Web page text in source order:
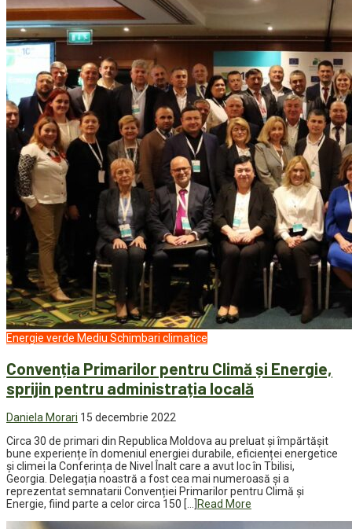
Energie verde Mediu Schimbari climatice
Convenția Primarilor pentru Climă și Energie,
sprijin pentru administrația locală
Daniela Morari 15 decembrie 2022
Circa 30 de primari din Republica Moldova au preluat și împărtășit
bune experiențe în domeniul energiei durabile, eficienței energetice
și climei la Conferința de Nivel Înalt care a avut loc în Tbilisi,
Georgia. Delegația noastră a fost cea mai numeroasă și a
reprezentat semnatarii Convenției Primarilor pentru Climă și
Energie, fiind parte a celor circa 150 […]
Read More